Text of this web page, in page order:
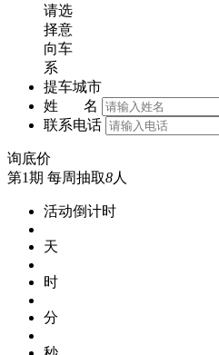
请选
择意
向车
系
提车城市
姓 名
联系电话
询底价
第1期 每周抽取8人
活动倒计时
天
时
分